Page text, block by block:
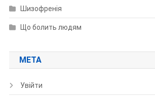
Шизофренія
Що болить людям
МЕТА
Увійти